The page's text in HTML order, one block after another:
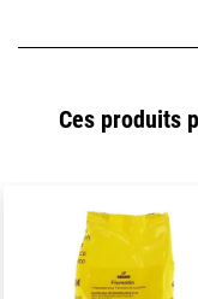
Ces produits